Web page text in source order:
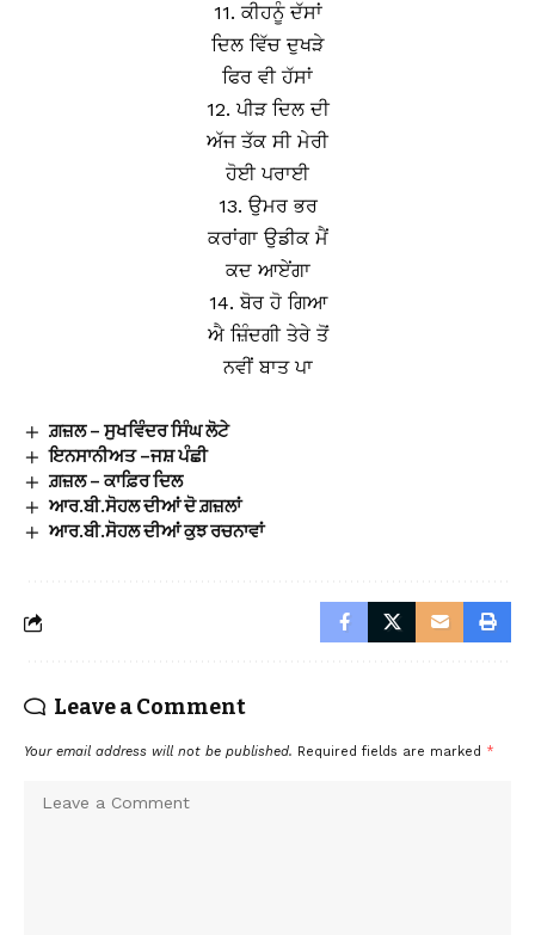
11. ਕੀਹਨੂੰ ਦੱਸਾਂ
ਦਿਲ ਵਿੱਚ ਦੁਖੜੇ
ਫਿਰ ਵੀ ਹੱਸਾਂ
12. ਪੀੜ ਦਿਲ ਦੀ
ਅੱਜ ਤੱਕ ਸੀ ਮੇਰੀ
ਹੋਈ ਪਰਾਈ
13. ਉਮਰ ਭਰ
ਕਰਾਂਗਾ ਉਡੀਕ ਮੈਂ
ਕਦ ਆਏਂਗਾ
14. ਬੋਰ ਹੋ ਗਿਆ
ਐ ਜ਼ਿੰਦਗੀ ਤੇਰੇ ਤੋਂ
ਨਵੀਂ ਬਾਤ ਪਾ
ਗ਼ਜ਼ਲ – ਸੁਖਵਿੰਦਰ ਸਿੰਘ ਲੋਟੇ
ਇਨਸਾਨੀਅਤ –ਜਸ਼ ਪੰਛੀ
ਗ਼ਜ਼ਲ – ਕਾਫ਼ਿਰ ਦਿਲ
ਆਰ.ਬੀ.ਸੋਹਲ ਦੀਆਂ ਦੋ ਗ਼ਜ਼ਲਾਂ
ਆਰ.ਬੀ.ਸੋਹਲ ਦੀਆਂ ਕੁਝ ਰਚਨਾਵਾਂ
Leave a Comment
Your email address will not be published. Required fields are marked *